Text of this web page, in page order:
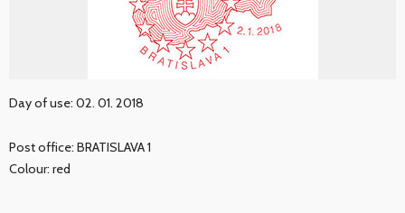
Day of use: 02. 01. 2018
Post office: BRATISLAVA 1
Colour: red